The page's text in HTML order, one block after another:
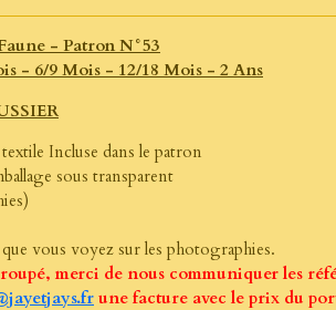
- Patron N°53
- 6/9 Mois - 12/18 Mois - 2 Ans
Incluse dans le patron
sous transparent
vous voyez sur les photographies.
merci de nous communiquer les
une facture avec le prix du